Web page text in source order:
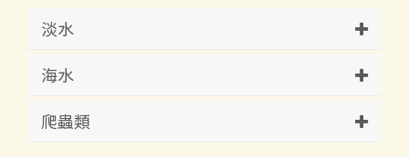
淡水
海水
爬蟲類